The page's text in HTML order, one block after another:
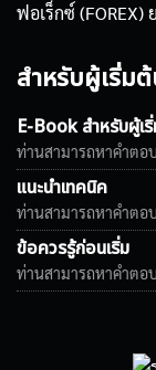
ฟอเร็กซ์
สำหรับผู้เริ่ม
E-Book สำหรับผู้เ
ท่านสามารถหาคำตอ
แนะนำเทคนิค
ท่านสามารถหาคำตอ
ข้อควรรู้ก่อนเริ่ม
ท่านสามารถหาคำตอ